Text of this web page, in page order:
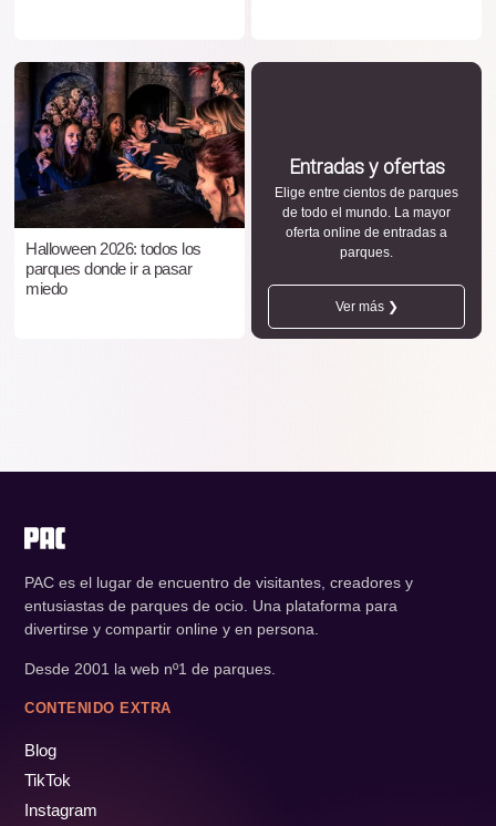
Halloween 2026: todos los
parques donde ir a pasar
miedo
Entradas y ofertas
Elige entre cientos de parques
de todo el mundo. La mayor
oferta online de entradas a
parques.
Ver más ❯
PAC es el lugar de encuentro de visitantes, creadores y
entusiastas de parques de ocio. Una plataforma para
divertirse y compartir online y en persona.
Desde 2001 la web nº1 de parques.
CONTENIDO EXTRA
Blog
TikTok
Instagram